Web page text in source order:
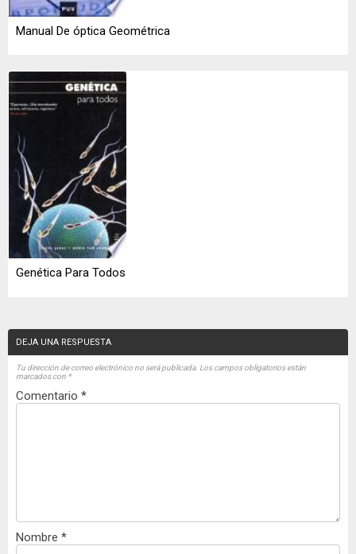
Manual De óptica Geométrica
Genética Para Todos
DEJA UNA RESPUESTA
Tu dirección de correo electrónico no será publicada. Los campos obligatorios están
marcados con *
Comentario *
Nombre *